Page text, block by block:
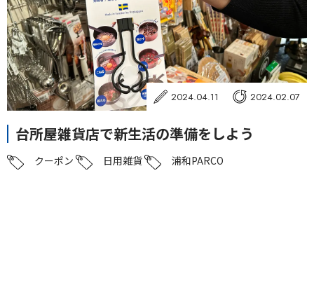
2024.04.11 2024.02.07
台所屋雑貨店で新生活の準備をしよう
クーポン 日用雑貨 浦和PARCO